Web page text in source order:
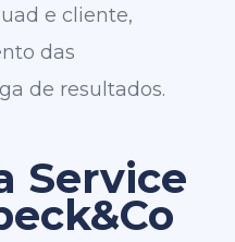
e cliente,
das
de resultados.
Service